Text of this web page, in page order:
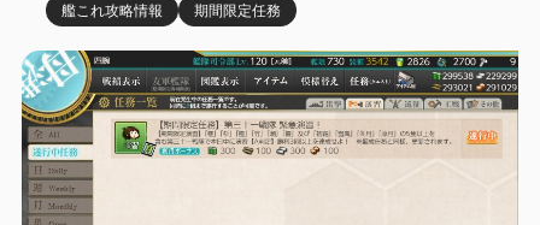
艦これ攻略情報 期間限定任務